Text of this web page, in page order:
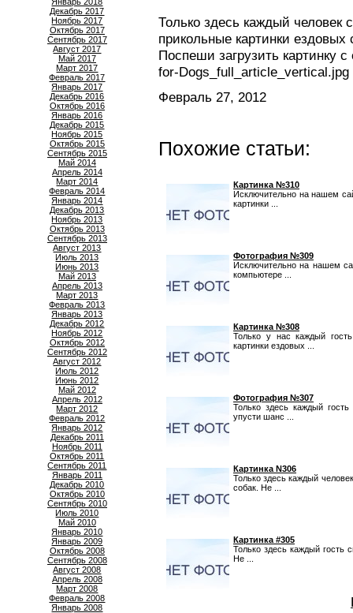
Декабрь 2017
Ноябрь 2017
Октябрь 2017
Сентябрь 2017
Август 2017
Май 2017
Март 2017
Февраль 2017
Январь 2017
Декабрь 2016
Октябрь 2016
Январь 2016
Декабрь 2015
Ноябрь 2015
Октябрь 2015
Сентябрь 2015
Май 2014
Апрель 2014
Март 2014
Февраль 2014
Январь 2014
Декабрь 2013
Ноябрь 2013
Октябрь 2013
Сентябрь 2013
Август 2013
Июль 2013
Июнь 2013
Май 2013
Апрель 2013
Март 2013
Февраль 2013
Январь 2013
Декабрь 2012
Ноябрь 2012
Октябрь 2012
Сентябрь 2012
Август 2012
Июль 2012
Июнь 2012
Май 2012
Апрель 2012
Март 2012
Февраль 2012
Январь 2012
Декабрь 2011
Ноябрь 2011
Октябрь 2011
Сентябрь 2011
Январь 2011
Декабрь 2010
Октябрь 2010
Сентябрь 2010
Июль 2010
Май 2010
Январь 2010
Январь 2009
Октябрь 2008
Сентябрь 2008
Август 2008
Апрель 2008
Март 2008
Февраль 2008
Январь 2008
Только здесь каждый человек
прикольные картинки ездовых
Поспеши загрузить картинку
for-
Февраль 27, 2012
Похожие статьи:
Картинка №310
Исключительно на нашем
картинки ...
Фотография №309
Исключительно на нашем
компьютере ...
Картинка №308
Только у нас каждый
картинки ездовых ...
Фотография №307
Только здесь каждый
упусти шанс ...
Картинка N306
Только здесь каждый
собак. Не ...
Картинка #305
Только здесь каждый гость
Не ...